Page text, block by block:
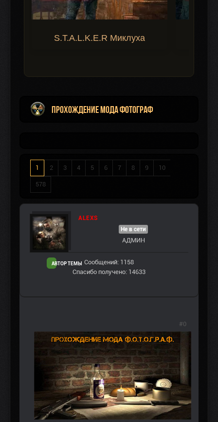
S.T.A.L.K.E.R Миклуха
Прохождение мода ФОТОГРАФ
1 2 3 4 5 6 7 8 9 10
578
ALEXS
АВТОР ТЕМЫ
Не в сети
АДМИН
Сообщений: 1158
Спасибо получено: 14633
#0